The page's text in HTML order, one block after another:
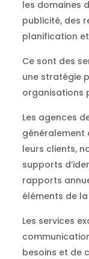
les domaines
publicité, des
planification
Ce sont des
une stratégie
organisations
Les agences
généralement
leurs clients,
supports
rapports
éléments de
Les services
besoins et de